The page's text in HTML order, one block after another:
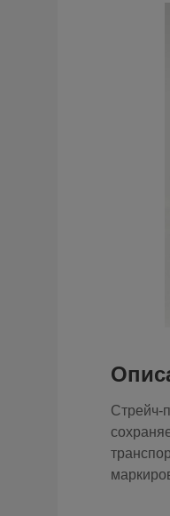
Стрейч-